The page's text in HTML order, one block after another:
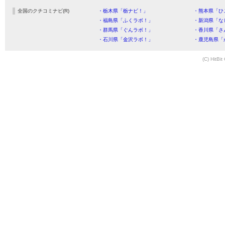
全国のクチコミナビ(R) ・栃木県「栃ナビ！」
・熊本県「
・福島県「ふくラボ！」
・新潟県「
・群馬県「ぐんラボ！」
・香川県「
・石川県「金沢ラボ！」
・鹿児島県
(C) HitBit